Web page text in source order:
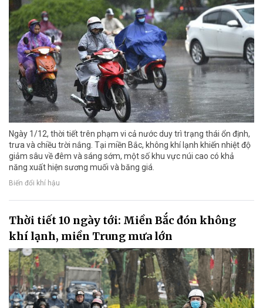
Ngày 1/12, thời tiết trên phạm vi cả nước duy trì trạng thái ổn định,
trưa và chiều trời nắng. Tại miền Bắc, không khí lạnh khiến nhiệt độ
giảm sâu về đêm và sáng sớm, một số khu vực núi cao có khả
năng xuất hiện sương muối và băng giá.
Biến đổi khí hậu
Thời tiết 10 ngày tới: Miền Bắc đón không
khí lạnh, miền Trung mưa lớn